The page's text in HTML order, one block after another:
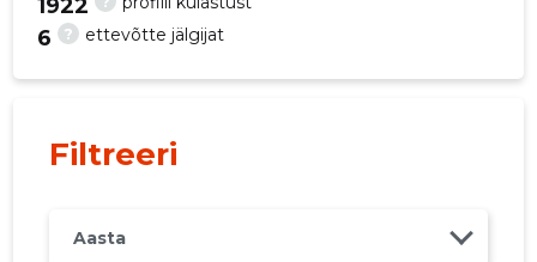
1922
? ettevõtte jälgijat
6
Filtreeri
Aasta